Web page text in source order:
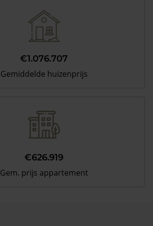
€1.076.707
Gemiddelde huizenprijs
€626.919
Gem. prijs appartement